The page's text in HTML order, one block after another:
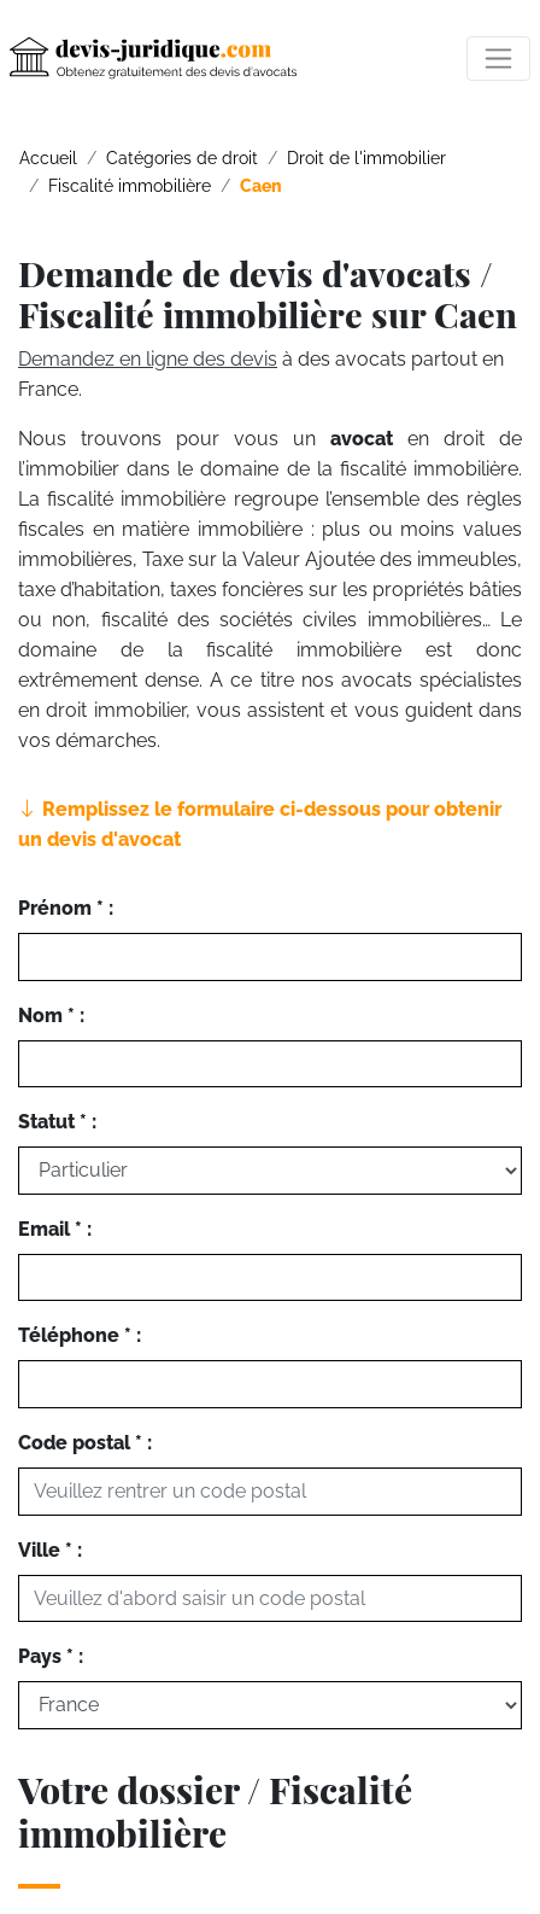
Accueil Catégories de droit
Droit de l'immobilier
Fiscalité immobilière
Caen
Demande de devis d'avocats /
Fiscalité immobilière sur Caen
Demandez en ligne des devis à des avocats partout en
France.
Nous trouvons pour vous un avocat en droit de
l’immobilier dans le domaine de la fiscalité immobilière.
La fiscalité immobilière regroupe l’ensemble des règles
fiscales en matière immobilière : plus ou moins values
immobilières, Taxe sur la Valeur Ajoutée des immeubles,
taxe d’habitation, taxes foncières sur les propriétés bâties
ou non, fiscalité des sociétés civiles immobilières… Le
domaine de la fiscalité immobilière est donc
extrêmement dense. A ce titre nos avocats spécialistes
en droit immobilier, vous assistent et vous guident dans
vos démarches.
Remplissez le formulaire ci-dessous pour obtenir
un devis d'avocat
Prénom * :
Nom * :
Statut * :
Email * :
Téléphone * :
Code postal * :
Ville * :
Pays * :
Votre dossier / Fiscalité
immobilière